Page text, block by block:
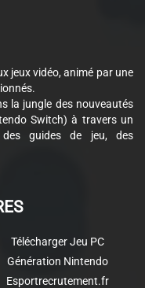
jeux vidéo, animé par une
la jungle des nouveautés
Switch) à travers un
des guides de jeu, des
Télécharger Jeu PC
Génération Nintendo
Esportrecrutement.fr